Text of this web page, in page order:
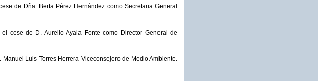
de Dña. Berta Pérez Hernández como Secretaria General
cese de D. Aurelio Ayala Fonte como Director General de
Luis Torres Herrera Viceconsejero de Medio Ambiente.